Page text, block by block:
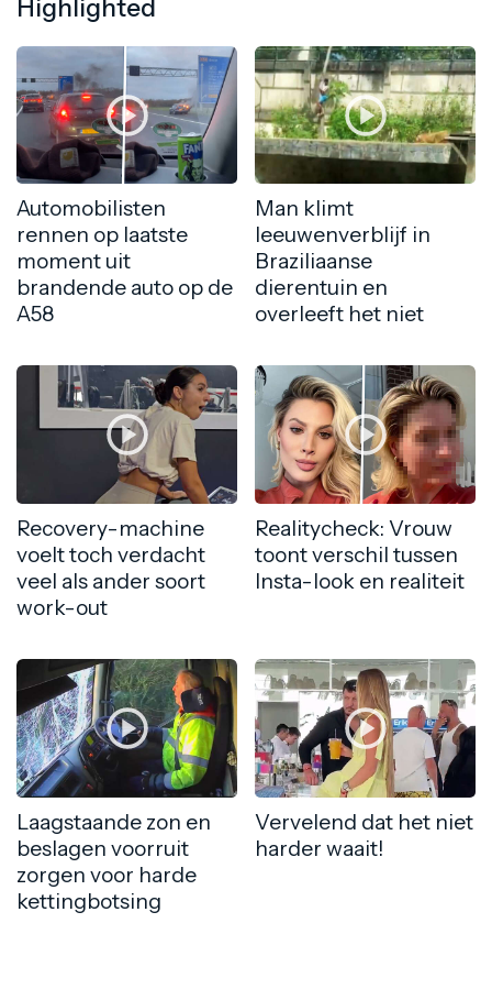
Highlighted
Automobilisten
rennen op laatste
moment uit
brandende auto op de
A58
Man klimt
leeuwenverblijf in
Braziliaanse
dierentuin en
overleeft het niet
Recovery-machine
voelt toch verdacht
veel als ander soort
work-out
Realitycheck: Vrouw
toont verschil tussen
Insta-look en realiteit
Laagstaande zon en
beslagen voorruit
zorgen voor harde
kettingbotsing
Vervelend dat het niet
harder waait!